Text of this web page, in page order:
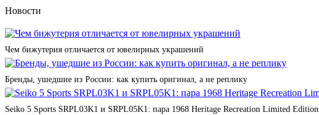
Новости
Чем бижутерия отличается от ювелирных украшений
Бренды, ушедшие из России: как купить оригинал, а не реплику
Seiko 5 Sports SRPL03K1 и SRPL05K1: пара 1968 Heritage Recreation Limited Edition